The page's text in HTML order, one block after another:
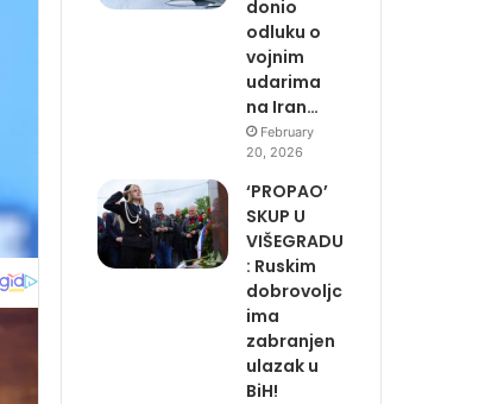
donio
odluku o
vojnim
udarima
na Iran…
February
20, 2026
‘PROPAO’
SKUP U
VIŠEGRADU
: Ruskim
dobrovoljc
ima
zabranjen
ulazak u
BiH!